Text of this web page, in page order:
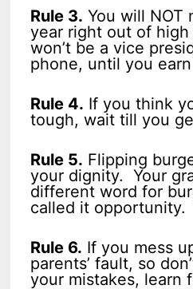
Rule 3. You will NOT
year right out of
won’t be a vice
phone, until you
Rule 4. If you think
tough, wait till you
Rule 5. Flipping
your dignity. Your
different word for
called it opportunity.
Rule 6. If you mess
parents’ fault, so
your mistakes, learn